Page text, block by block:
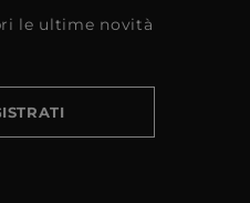
le ultime novità